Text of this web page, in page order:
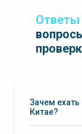
Ответы
Зачем
Китае?